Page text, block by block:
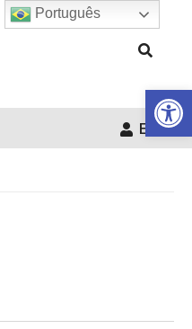
Barra de
Entrar
Português